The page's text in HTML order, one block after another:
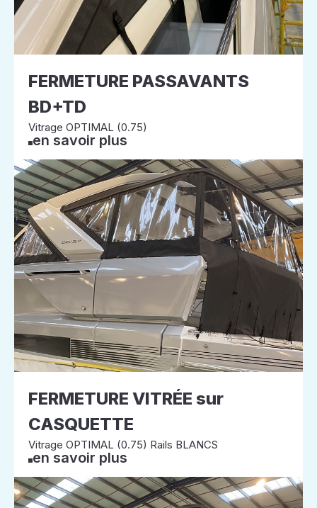
FERMETURE PASSAVANTS
BD+TD
Vitrage OPTIMAL (0.75)
en savoir plus
FERMETURE VITRÉE sur
CASQUETTE
Vitrage OPTIMAL (0.75) Rails BLANCS
en savoir plus